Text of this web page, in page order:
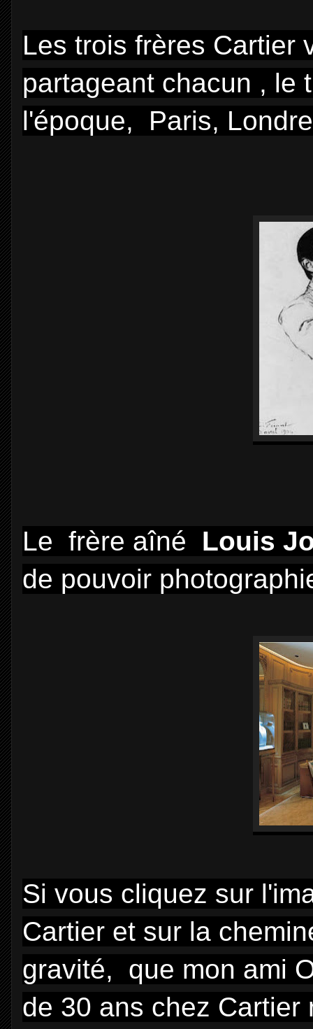
Les trois frères Cartier
partageant chacun , le
l'époque, Paris,
Le frère aîné Louis
de pouvoir
Si vous cliquez sur
Cartier et sur la
gravité, que mon ami
de 30 ans chez